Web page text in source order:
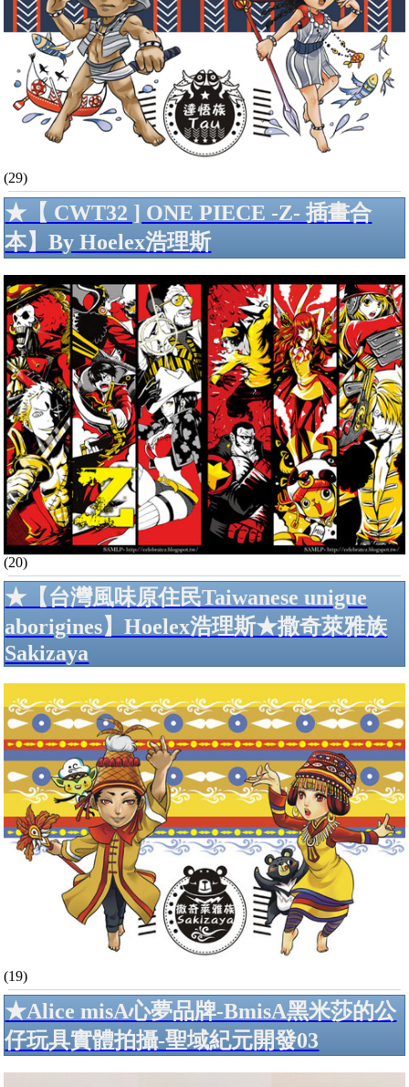
(29)
★【 CWT32 ] ONE PIECE -Z- 插畫合
本】By Hoelex浩理斯
(20)
★【台灣風味原住民Taiwanese unigue
aborigines】Hoelex浩理斯★撒奇萊雅族
Sakizaya
(19)
★Alice misA心夢品牌-BmisA黑米莎的公
仔玩具實體拍攝-聖域紀元開發03